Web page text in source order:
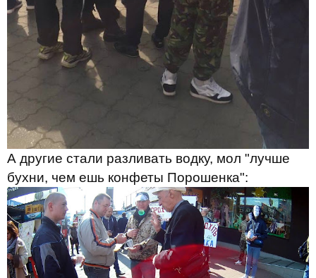
А другие стали разливать водку, мол "лучше
бухни, чем ешь конфеты Порошенка":